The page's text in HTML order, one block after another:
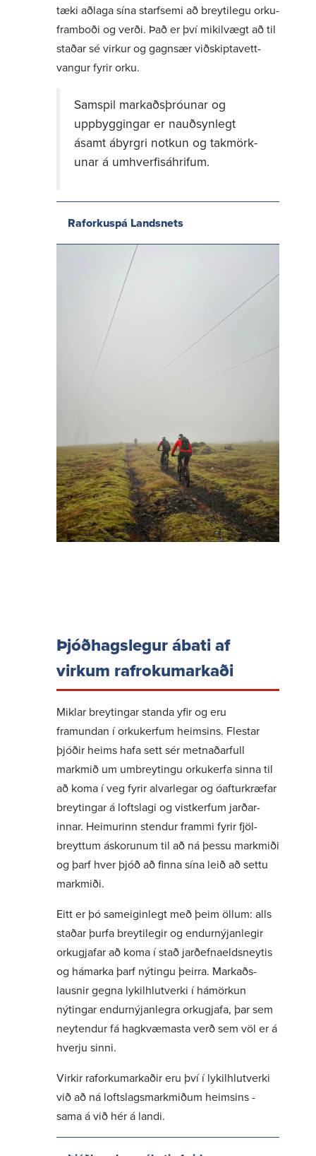
tæki aðlaga sína starf­semi að breyti­legu orku­
fram­boði og verði. Það er því mikil­vægt að til
staðar sé virkur og gagnsær viðskipta­vett­
vangur fyrir orku.
Samspil mark­aðs­þró­unar og
uppbygg­ingar er nauð­syn­legt
ásamt ábyrgri notkun og takmörk­
unar á umhverf­isáhrifum.
Raforkuspá Landsnets
Þjóð­hags­legur ábati af
virkum rafroku­markaði
Miklar breyt­ingar standa yfir og eru
framundan í orku­kerfum heims­ins. Flestar
þjóðir heims hafa sett sér metn­að­ar­full
markmið um umbreyt­ingu orku­kerfa sinna til
að koma í veg fyrir alvar­legar og óaft­ur­kræfar
breyt­ingar á lofts­lagi og vist­kerfum jarð­ar­
innar. Heim­urinn stendur frammi fyrir fjöl­
breyttum áskor­unum til að ná þessu mark­miði
og þarf hver þjóð að finna sína leið að settu
mark­miði.
Eitt er þó sameig­in­legt með þeim öllum: alls
staðar þurfa breyti­legir og endur­nýj­an­legir
orku­gjafar að koma í stað jarð­efna­eldsneytis
og hámarka þarf nýtingu þeirra. Mark­aðs­
lausnir gegna lykil­hlut­verki í hámörkun
nýtingar endur­nýj­an­legra orku­gjafa, þar sem
neyt­endur fá hagkvæm­asta verð sem völ er á
hverju sinni.
Virkir raforku­mark­aðir eru því í lykil­hlut­verki
við að ná lofts­lags­mark­miðum heimsins -
sama á við hér á landi.